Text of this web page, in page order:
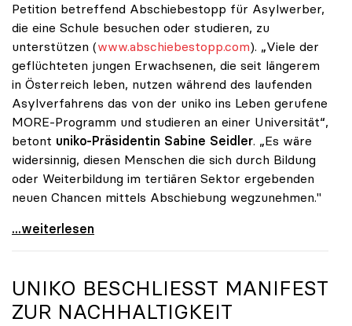
Petition betreffend Abschiebestopp für Asylwerber,
die eine Schule besuchen oder studieren, zu
unterstützen (www.abschiebestopp.com). „Viele der
geflüchteten jungen Erwachsenen, die seit längerem
in Österreich leben, nutzen während des laufenden
Asylverfahrens das von der uniko ins Leben gerufene
MORE-Programm und studieren an einer Universität“,
betont uniko-Präsidentin Sabine Seidler. „Es wäre
widersinnig, diesen Menschen die sich durch Bildung
oder Weiterbildung im tertiären Sektor ergebenden
neuen Chancen mittels Abschiebung wegzunehmen."
uniko unterstützt Petition zu Abschiebestopp für
...weiterlesen
UNIKO BESCHLIESST MANIFEST
ZUR NACHHALTIGKEIT